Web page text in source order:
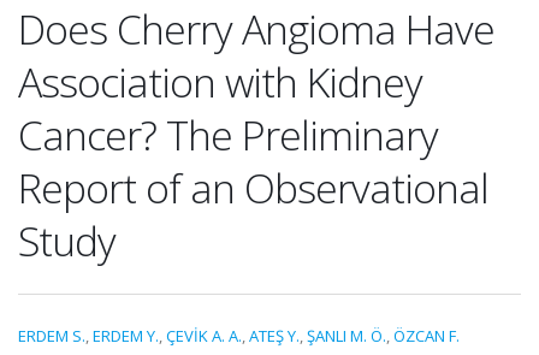
Does Cherry Angioma Have
Association with Kidney
Cancer? The Preliminary
Report of an Observational
Study
ERDEM S.,ERDEM Y.,ÇEVİK A. A.,ATEŞ Y.,ŞANLI M. Ö.,ÖZCAN F.